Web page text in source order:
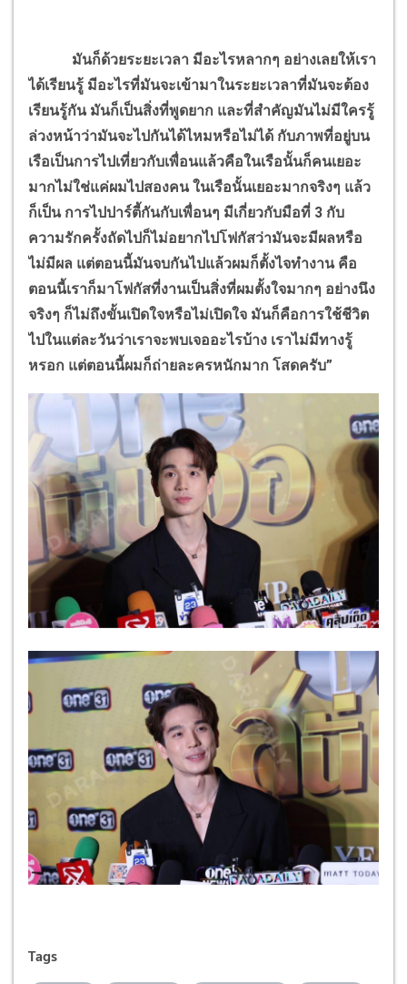
มันก็ด้วยระยะเวลา มีอะไรหลากๆ อย่างเลยให้เรา
ได้เรียนรู้ มีอะไรที่มันจะเข้ามาในระยะเวลาที่มันจะต้อง
เรียนรู้กัน มันก็เป็นสิ่งที่พูดยาก และที่สำคัญมันไม่มีใครรู้
ล่วงหน้าว่ามันจะไปกันได้ไหมหรือไม่ได้ กับภาพที่อยู่บน
เรือเป็นการไปเที่ยวกับเพื่อนแล้วคือในเรือนั้นก็คนเยอะ
มากไม่ใช่แค่ผมไปสองคน ในเรือนั้นเยอะมากจริงๆ แล้ว
ก็เป็น การไปปาร์ตี้กันกับเพื่อนๆ มีเกี่ยวกับมือที่ 3 กับ
ความรักครั้งถัดไปก็ไม่อยากไปโฟกัสว่ามันจะมีผลหรือ
ไม่มีผล แต่ตอนนี้มันจบกันไปแล้วผมก็ตั้งไจทำงาน คือ
ตอนนี้เราก็มาโฟกัสที่งานเป็นสิ่งที่ผมตั้งใจมากๆ อย่างนึง
จริงๆ ก็ไม่ถึงขั้นเปิดใจหรือไม่เปิดใจ มันก็คือการใช้ชีวิต
ไปในแต่ละวันว่าเราจะพบเจออะไรบ้าง เราไม่มีทางรู้
หรอก แต่ตอนนี้ผมก็ถ่ายละครหนักมาก โสดครับ”
Tags